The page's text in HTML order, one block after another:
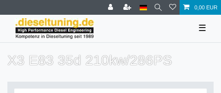
0,00 EUR
☰
X3 E83 35d 210kw/286PS